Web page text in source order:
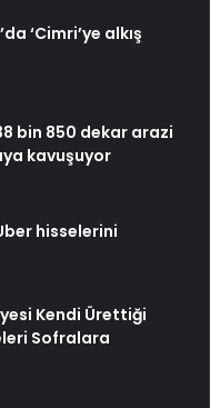
‘Cimri’ye alkış
bin 850 dekar arazi
kavuşuyor
hisselerini
Kendi Ürettiği
Sofralara